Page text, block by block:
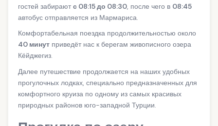
гостей забирают с 08:15 до 08:30 , после чего в 08:45
автобус отправляется из Мармариса.
Комфортабельная поездка продолжительностью около
40 минут приведёт нас к берегам живописного озера
Кёйджегиз.
Далее путешествие продолжается на наших удобных
прогулочных лодках, специально предназначенных для
комфортного круиза по одному из самых красивых
природных районов юго-западной Турции.